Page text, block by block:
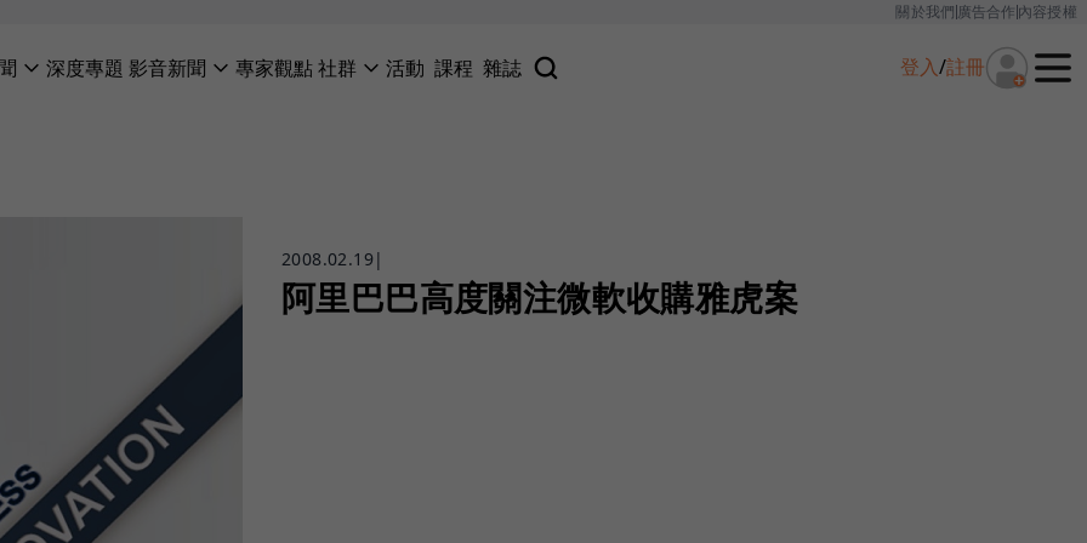
關於我們廣告合作內容授權
深度專題 影音新聞 專家觀點社群 活動 課程 雜誌 登入/註冊
2008.02.19 |
阿里巴巴高度關注微軟收購雅虎案